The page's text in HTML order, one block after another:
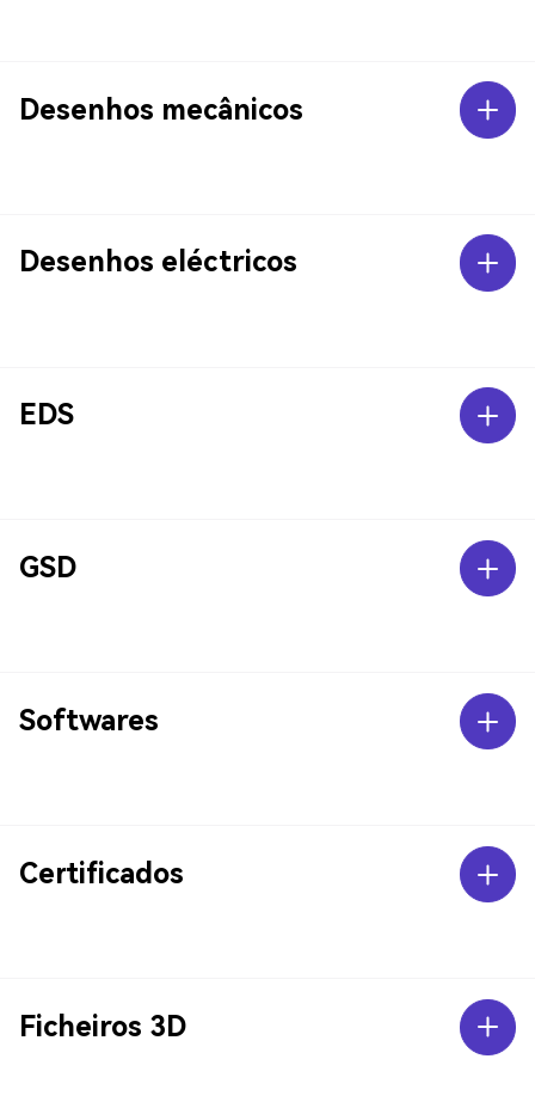
Desenhos mecânicos
Desenhos eléctricos
EDS
GSD
Softwares
Certificados
Ficheiros 3D